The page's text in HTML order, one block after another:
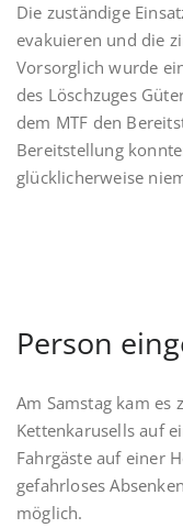
Die zuständige
evakuieren und die
Vorsorglich wurde
des Löschzuges
dem MTF den
Bereitstellung
glücklicherweise
Person
Am Samstag kam es
Kettenkarusells auf
Fahrgäste auf einer
gefahrloses
möglich.